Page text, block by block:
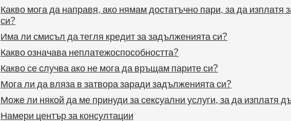
Какво мога да направя, ако нямам достатъчно пари, за да изплатя
си?
Има ли смисъл да тегля кредит за задълженията си?
Какво означава неплатежоспособността?
Какво се случва ако не мога да връщам парите си?
Мога ли да вляза в затвора заради задълженията си?
Може ли някой да ме принуди за сексуални услуги, за да изплатя
Намери център за консултации